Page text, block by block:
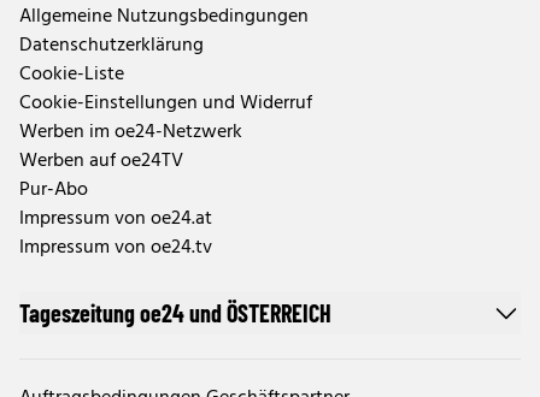
Allgemeine Nutzungsbedingungen
Datenschutzerklärung
Cookie-Liste
Cookie-Einstellungen und Widerruf
Werben im oe24-Netzwerk
Werben auf oe24TV
Pur-Abo
Impressum von oe24.at
Impressum von oe24.tv
Tageszeitung oe24 und ÖSTERREICH